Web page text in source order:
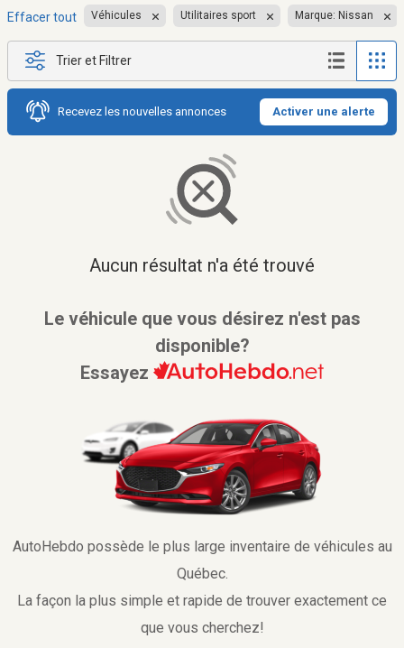
Effacer tout Véhicules Utilitaires sport Marque: Nissan
Trier et Filtrer
Recevez les nouvelles annonces Activer une alerte
Aucun résultat n'a été trouvé
Le véhicule que vous désirez n'est pas
disponible?
Essayez
AutoHebdo possède le plus large inventaire de véhicules au
Québec.
La façon la plus simple et rapide de trouver exactement ce
que vous cherchez!